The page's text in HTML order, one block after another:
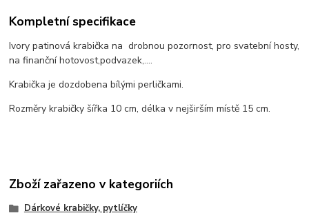
Kompletní specifikace
Ivory patinová krabička na drobnou pozornost, pro svatební hosty,
na finanční hotovost,podvazek,....
Krabička je dozdobena bílými perličkami.
Rozměry krabičky šířka 10 cm, délka v nejširším místě 15 cm.
Zboží zařazeno v kategoriích
Dárkové krabičky, pytlíčky